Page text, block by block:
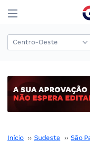
Início ›› Sudeste ›› São